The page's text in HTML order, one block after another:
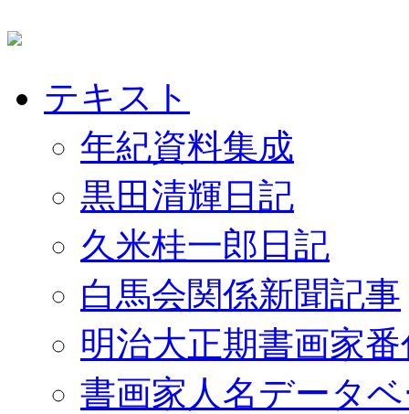
テキスト
年紀資料集成
黒田清輝日記
久米桂一郎日記
白馬会関係新聞記事
明治大正期書画家
書画家人名データ